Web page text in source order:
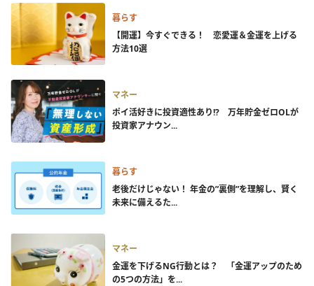
暮らす
【開運】今すぐできる！ 恋愛運＆金運を上げる
方法10選
マネー
ポイ活好きに投資適性あり!? 万年貯金ゼロOLが
投資家アナウン...
暮らす
老後だけじゃない！ 年金の”裏側”を理解し、賢く
未来に備えるた...
マネー
金運を下げるNG行動とは？ 「金運アップのため
の5つの方法」を...